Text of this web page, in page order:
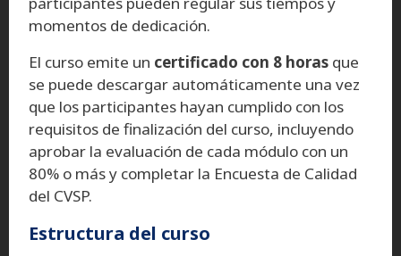
momentos de dedicación.
El curso emite un certificado con 8 horas que
se puede descargar automáticamente una vez
que los participantes hayan cumplido con los
requisitos de finalización del curso, incluyendo
aprobar la evaluación de cada módulo con un
80% o más y completar la Encuesta de Calidad
del CVSP.
Estructura del curso